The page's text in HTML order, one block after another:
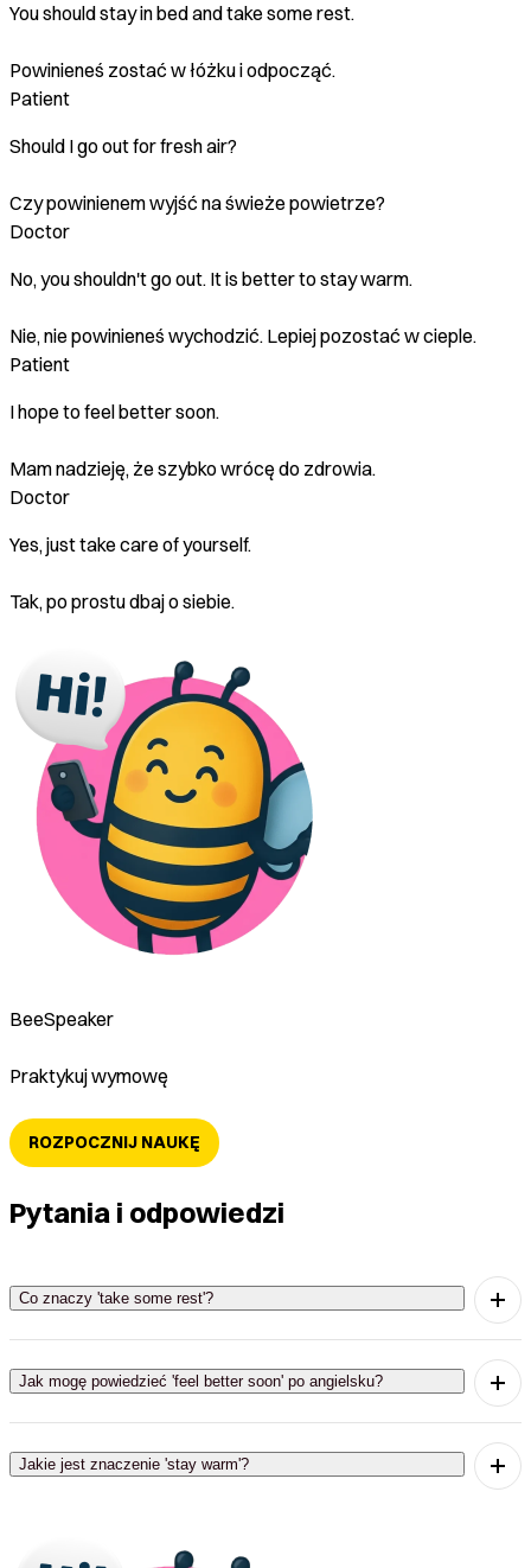
You should stay in bed and take some rest.
Powinieneś zostać w łóżku i odpocząć.
Patient
Should I go out for fresh air?
Czy powinienem wyjść na świeże powietrze?
Doctor
No, you shouldn't go out. It is better to stay warm.
Nie, nie powinieneś wychodzić. Lepiej pozostać w cieple.
Patient
I hope to feel better soon.
Mam nadzieję, że szybko wrócę do zdrowia.
Doctor
Yes, just take care of yourself.
Tak, po prostu dbaj o siebie.
BeeSpeaker
Praktykuj wymowę
ROZPOCZNIJ NAUKĘ
Pytania i odpowiedzi
Co znaczy 'take some rest'?
'Take some rest' oznacza odpocząć.
Jak mogę powiedzieć 'feel better soon' po angielsku?
'Feel better soon' oznacza szybko wrócić do
zdrowia.
Jakie jest znaczenie 'stay warm'?